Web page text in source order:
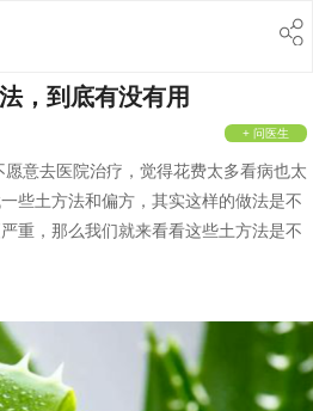
，到底有没有用
+ 问医生
去医院治疗，觉得花费太多看病也太
些土方法和偏方，其实这样的做法是不
重，那么我们就来看看这些土方法是不